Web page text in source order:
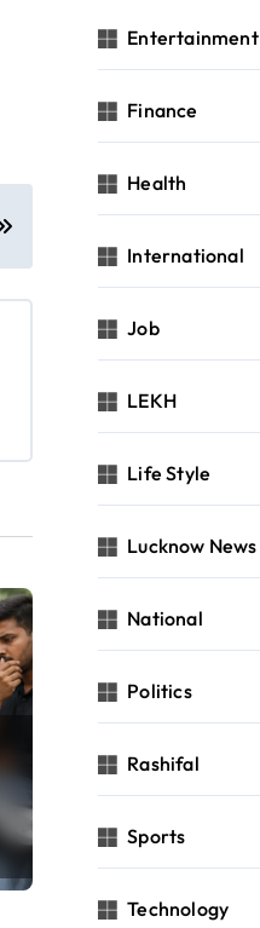
Entertainment
Finance
Health
International
Job
LEKH
Life Style
Lucknow News
National
Politics
Rashifal
Sports
Technology